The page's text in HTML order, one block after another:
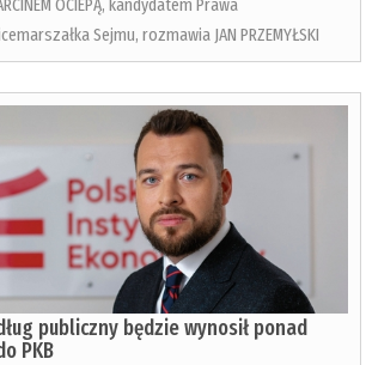
OCIEPĄ, kandydatem Prawa
Sejmu, rozmawia JAN PRZEMYŁSKI
publiczny będzie wynosił ponad
PKB